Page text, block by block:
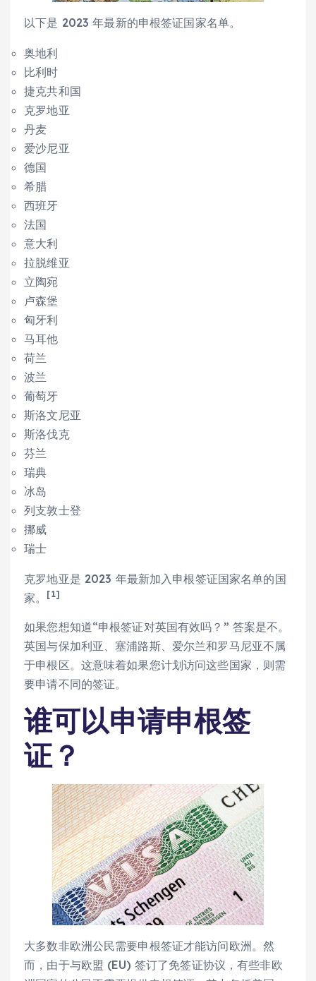
以下是 2023 年最新的申根签证国家名单。
奥地利
比利时
捷克共和国
克罗地亚
丹麦
爱沙尼亚
德国
希腊
西班牙
法国
意大利
拉脱维亚
立陶宛
卢森堡
匈牙利
马耳他
荷兰
波兰
葡萄牙
斯洛文尼亚
斯洛伐克
芬兰
瑞典
冰岛
列支敦士登
挪威
瑞士
克罗地亚是 2023 年最新加入申根签证国家名单的国
家。
[1]
如果您想知道“申根签证对英国有效吗？” 答案是不。
英国与保加利亚、塞浦路斯、爱尔兰和罗马尼亚不属
于申根区。这意味着如果您计划访问这些国家，则需
要申请不同的签证。
谁可以申请申根签
证？
大多数非欧洲公民需要申根签证才能访问欧洲。然
而，由于与欧盟 (EU) 签订了免签证协议，有些非欧